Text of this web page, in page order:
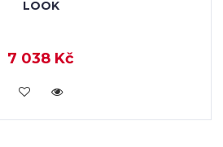
LOOK
7 038 Kč
KOUPIT